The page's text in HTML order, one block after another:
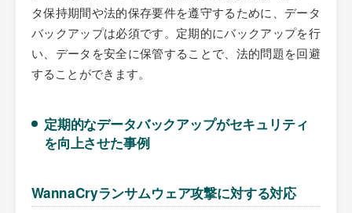
タ保持期間や法的保存要件を遵守するために、データ
バックアップは必須です。定期的にバックアップを行
い、データを安全に保管することで、法的問題を回避
することができます。
定期的なデータバックアップがセキュリティ
を向上させた事例
WannaCryランサムウェア攻撃に対する対応